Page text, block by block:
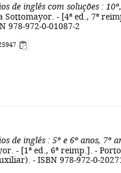
de inglês com soluções : 10º,
- [4ª ed., 7ª
978-972-0-01087-2
de inglês : 5º e 6º anos, 7º
- [1ª ed., 6ª reimp.]. -
- ISBN 978-972-0-